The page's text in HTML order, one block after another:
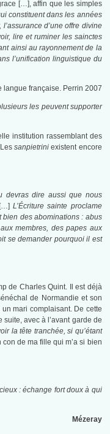
[…], affin que les simples
constituent dans les années
d’une offre divine
lire et ruminer les sainctes
ainsi au rayonnement de la
l’unification linguistique du
langue française. Perrin 2007
les peuvent supporter
institution rassemblant des
sanpietrini existent encore
devras dire aussi que nous
[…] L’Écriture sainte proclame
des abominations : abus
membres, des papes aux
se demander pourquoi il est
de Charles Quint. Il est déjà
de Normandie et son
mari complaisant. De cette
avec à l’avant garde de
la tête tranchée, si qu’étant
de ma fille qui m’a si bien
: échange fort doux à qui
Mézeray